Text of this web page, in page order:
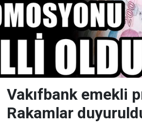
Vakıfbank emekli
Rakamlar